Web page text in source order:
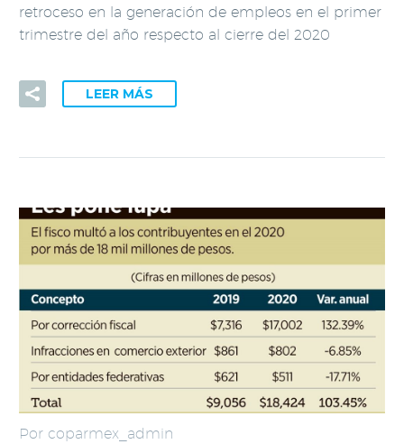
retroceso en la generación de empleos en el primer
trimestre del año respecto al cierre del 2020
LEER MÁS
Por coparmex_admin